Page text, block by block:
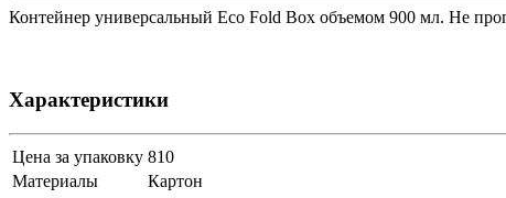
Контейнер универсальный Eco Fold Box объемом 900 мл. Не
Характеристики
Цена за упаковку 810
Материалы
Картон